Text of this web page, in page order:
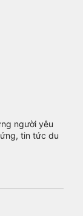
người yêu
tin tức du